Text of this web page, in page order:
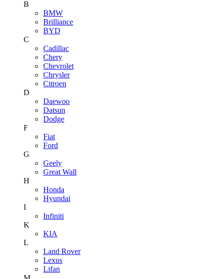
B
BMW
Brilliance
BYD
C
Cadillac
Chery
Chevrolet
Chrysler
Citroen
D
Daewoo
Datsun
Dodge
F
Fiat
Ford
G
Geely
Great Wall
H
Honda
Hyundai
I
Infiniti
K
KIA
L
Land Rover
Lexus
Lifan